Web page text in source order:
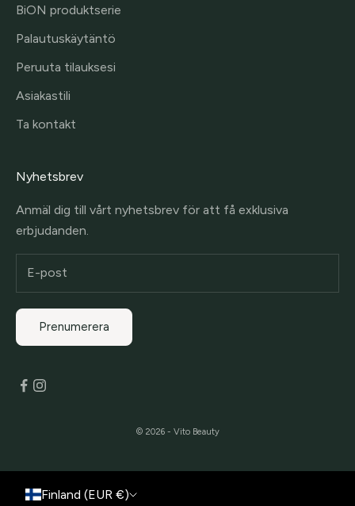
BiON produktserie
Palautuskäytäntö
Peruuta tilauksesi
Asiakastili
Ta kontakt
Nyhetsbrev
Anmäl dig till vårt nyhetsbrev för att få exklusiva
erbjudanden.
Prenumerera
© 2026 - Vito Beauty
Finland (EUR €)